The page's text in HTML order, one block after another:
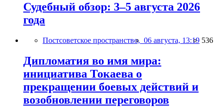
Судебный обзор: 3–5 августа 2026
года
Постсоветское пространство, 06 августа, 13:19 536
Дипломатия во имя мира:
инициатива Токаева о
прекращении боевых действий и
возобновлении переговоров